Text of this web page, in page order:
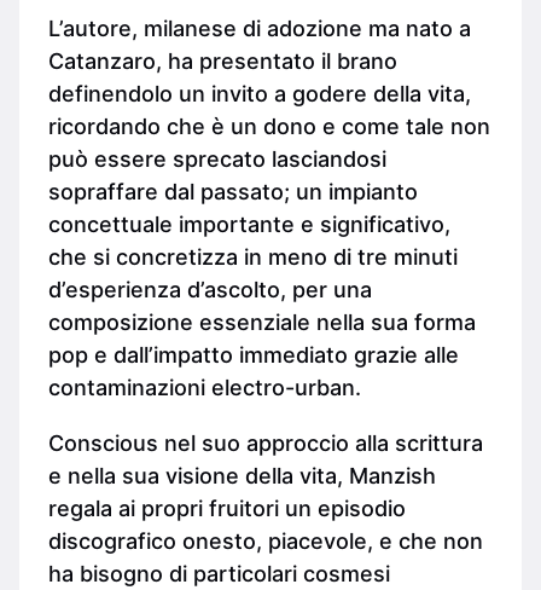
L’autore, milanese di adozione ma nato a
Catanzaro, ha presentato il brano
definendolo un invito a godere della vita,
ricordando che è un dono e come tale non
può essere sprecato lasciandosi
sopraffare dal passato; un impianto
concettuale importante e significativo,
che si concretizza in meno di tre minuti
d’esperienza d’ascolto, per una
composizione essenziale nella sua forma
pop e dall’impatto immediato grazie alle
contaminazioni electro-urban.
Conscious nel suo approccio alla scrittura
e nella sua visione della vita, Manzish
regala ai propri fruitori un episodio
discografico onesto, piacevole, e che non
ha bisogno di particolari cosmesi